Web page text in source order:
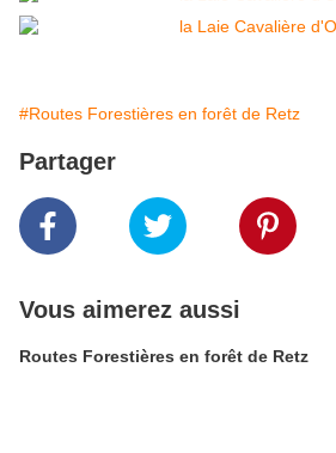
#Routes Forestières en forêt de Retz
Partager
Vous aimerez aussi
Routes Forestières en forêt de Retz